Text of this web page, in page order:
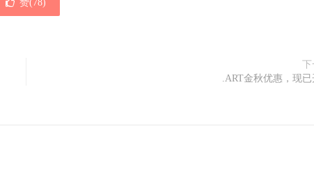
赞(78)
下
.ART金秋优惠，现已